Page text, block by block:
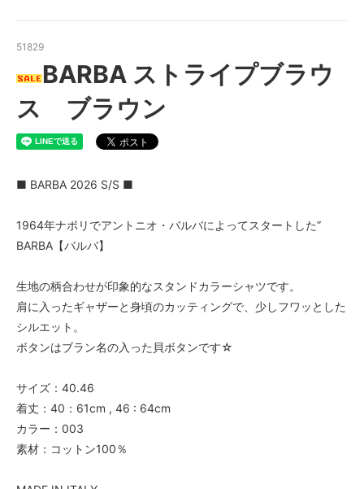
51829
BARBA ストライプブラウ
ス ブラウン
■ BARBA 2026 S/S ■
1964年ナポリでアントニオ・バルバによってスタートした”
BARBA【バルバ】
生地の柄合わせが印象的なスタンドカラーシャツです。
肩に入ったギャザーと身頃のカッティングで、少しフワッとした
シルエット。
ボタンはブラン名の入った貝ボタンです☆
サイズ：40.46
着丈：40：61cm , 46 : 64cm
カラー：003
素材：コットン100％